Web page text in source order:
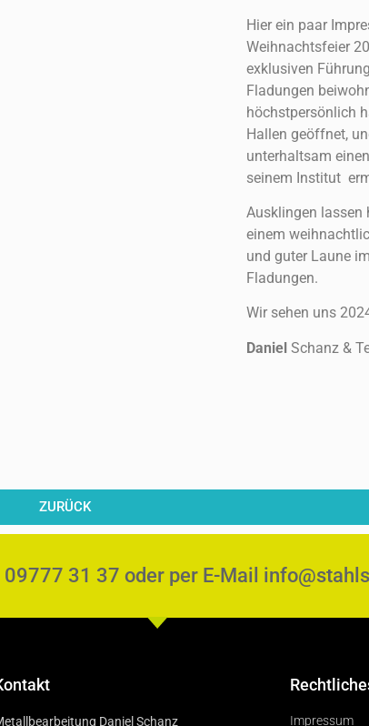
Hier ein paar
Weihnachtsfeier
exklusiven
Fladungen
höchstpersönlich
Hallen geöffnet,
unterhaltsam
seinem Institut
Ausklingen lassen
einem
und guter Laune
Fladungen.
Wir sehen uns
DanielSchanz &
ZURÜCK
31 37 oder per E-Mail
Daniel Schanz Impressum